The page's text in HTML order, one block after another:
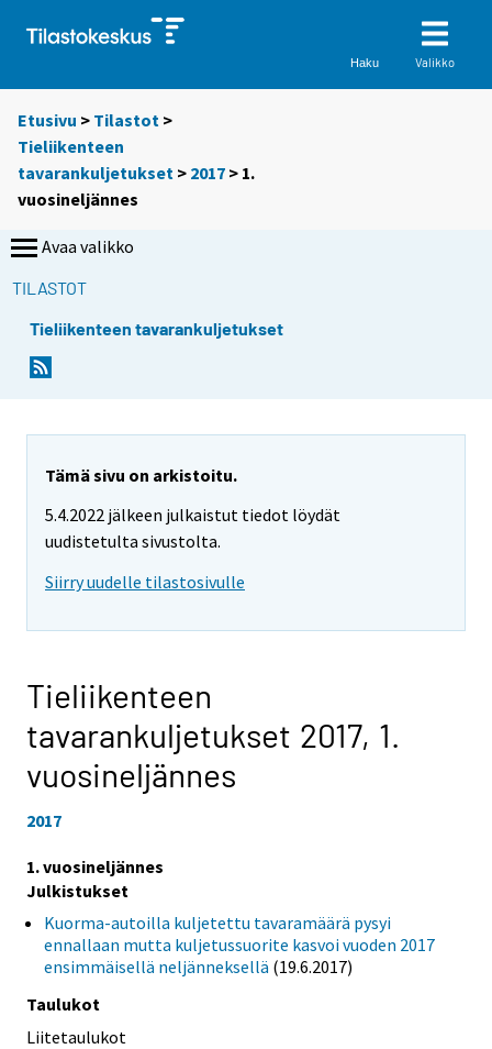
Haku Valikko
Etusivu > Tilastot >
Tieliikenteen
tavarankuljetukset > 2017 > 1.
vuosineljännes
Avaa valikko
TILASTOT
Tieliikenteen tavarankuljetukset
Tämä sivu on arkistoitu.
5.4.2022 jälkeen julkaistut tiedot löydät
uudistetulta sivustolta.
Siirry uudelle tilastosivulle
Tieliikenteen
tavarankuljetukset 2017, 1.
vuosineljännes
2017
1. vuosineljännes
Julkistukset
Kuorma-autoilla kuljetettu tavaramäärä pysyi
ennallaan mutta kuljetussuorite kasvoi vuoden 2017
ensimmäisellä neljänneksellä (19.6.2017)
Taulukot
Liitetaulukot